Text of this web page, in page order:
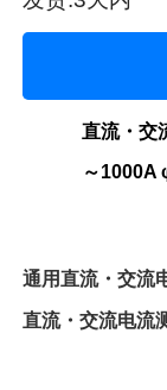
直流・交
～1000A
通用直流・交流
直流・交流电流